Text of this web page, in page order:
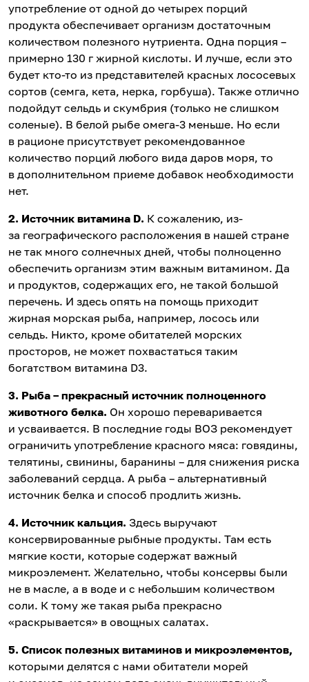
употребление от одной до четырех порций
продукта обеспечивает организм достаточным
количеством полезного нутриента. Одна порция –
примерно 130 г жирной кислоты. И лучше, если это
будет кто-то из представителей красных лососевых
сортов (семга, кета, нерка, горбуша). Также отлично
подойдут сельдь и скумбрия (только не слишком
соленые). В белой рыбе омега-3 меньше. Но если
в рационе присутствует рекомендованное
количество порций любого вида даров моря, то
в дополнительном приеме добавок необходимости
нет.
2. Источник витамина D. К сожалению, из-
за географического расположения в нашей стране
не так много солнечных дней, чтобы полноценно
обеспечить организм этим важным витамином. Да
и продуктов, содержащих его, не такой большой
перечень. И здесь опять на помощь приходит
жирная морская рыба, например, лосось или
сельдь. Никто, кроме обитателей морских
просторов, не может похвастаться таким
богатством витамина D3.
3. Рыба – прекрасный источник полноценного
животного белка. Он хорошо переваривается
и усваивается. В последние годы ВОЗ рекомендует
ограничить употребление красного мяса: говядины,
телятины, свинины, баранины – для снижения риска
заболеваний сердца. А рыба – альтернативный
источник белка и способ продлить жизнь.
4. Источник кальция. Здесь выручают
консервированные рыбные продукты. Там есть
мягкие кости, которые содержат важный
микроэлемент. Желательно, чтобы консервы были
не в масле, а в воде и с небольшим количеством
соли. К тому же такая рыба прекрасно
«раскрывается» в овощных салатах.
5. Список полезных витаминов и микроэлементов,
которыми делятся с нами обитатели морей